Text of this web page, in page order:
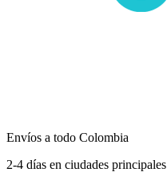
Envíos a todo Colombia
2-4 días en ciudades principales